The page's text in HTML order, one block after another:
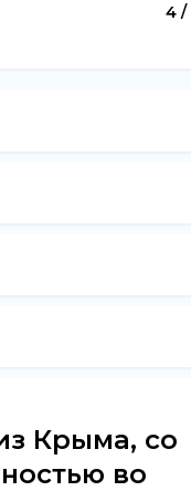
4 /
Крыма, со
во